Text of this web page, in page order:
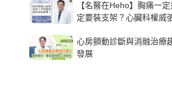
【名醫在Heho】胸痛一
定要裝支架？心臟科權威
心房顫動診斷與消融治療
發展